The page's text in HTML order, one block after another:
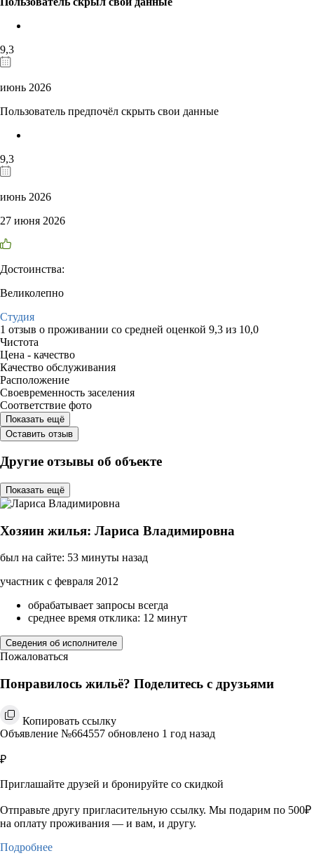
9,3
июнь 2026
Пользователь предпочёл скрыть свои данные
9,3
июнь 2026
27 июня 2026
Достоинства:
Великолепно
Студия
1 отзыв о проживании со средней оценкой 9,3 из 10,0
Чистота
Цена - качество
Качество обслуживания
Расположение
Своевременность заселения
Соответствие фото
Показать ещё
Оставить отзыв
Другие отзывы об объекте
Показать ещё
Хозяин жилья: Лариса Владимировна
был на сайте: 53 минуты назад
участник с февраля 2012
обрабатывает запросы всегда
среднее время отклика: 12 минут
Сведения об исполнителе
Пожаловаться
Понравилось жильё? Поделитесь с друзьями
Копировать ссылку
Объявление №664557 обновлено 1 год назад
₽
Приглашайте друзей и бронируйте со скидкой
Отправьте другу пригласительную ссылку. Мы подарим по 500₽
на оплату проживания — и вам, и другу.
Подробнее